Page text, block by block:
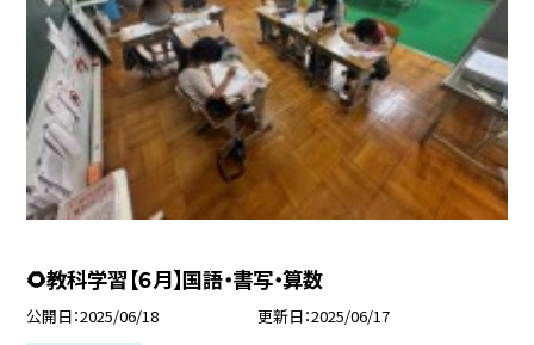
🌻教科学習【６月】国語・書写・算数
公開日 2025/06/18 更新日 2025/06/17